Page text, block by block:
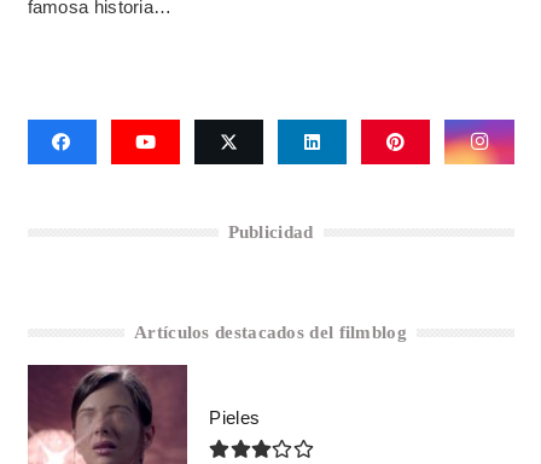
famosa historia…
Publicidad
Artículos destacados del filmblog
Pieles